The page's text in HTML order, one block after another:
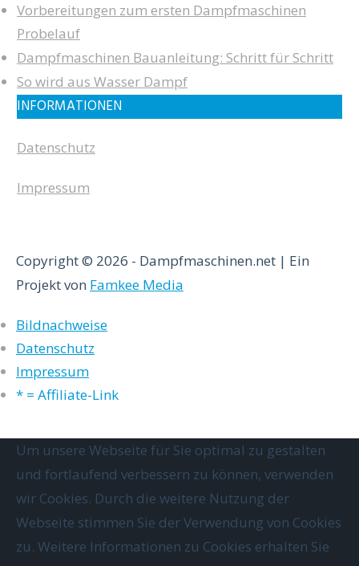
Vorbereitungen zum ersten Dampfmaschinen
Probelauf
Dampfmaschinen Bauanleitung: Schritt für Schritt
So wird aus Wasser Dampf
INFORMATIONEN
Datenschutz
Impressum
Copyright © 2026 - Dampfmaschinen.net | Ein
Projekt von Famkee Media
Bildnachweise
Datenschutz
Impressum
* = Affiliate-Link
Um unsere Webseite für Sie optimal zu gestalten
und fortlaufend verbessern zu können, verwenden
wir Cookies. Durch die weitere Nutzung der
Webseite stimmen Sie der Verwendung von Cookies
zu. Weitere Informationen zu Cookies erhalten Sie